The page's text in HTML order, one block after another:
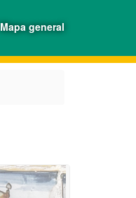
Mapa general